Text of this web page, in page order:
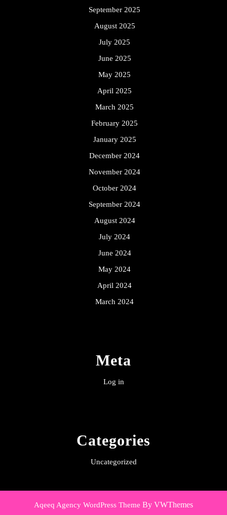
September 2025
August 2025
July 2025
June 2025
May 2025
April 2025
March 2025
February 2025
January 2025
December 2024
November 2024
October 2024
September 2024
August 2024
July 2024
June 2024
May 2024
April 2024
March 2024
Meta
Log in
Categories
Uncategorized
Aqeeq Agency WordPress Theme By VWThemes